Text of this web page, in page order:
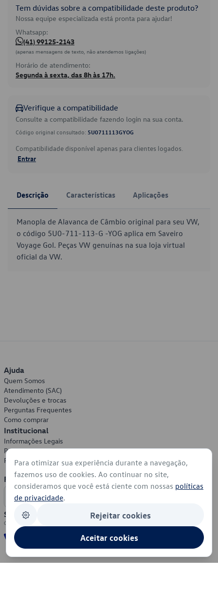
Tem dúvidas sobre a compatibilidade deste produto?
Nossa equipe especializada está pronta para ajudar!
Whatsapp:
(41) 99125-2143
(apenas mensagens de texto, não atendemos ligações)
Horário de atendimento:
Segunda à sexta, das 8h às 17h.
Verifique a compatibilidade
Consulte a compatibilidade fazendo login na sua conta.
Código original consultado: 5U0711113GYOG
Compatibilidade disponível apenas para clientes logados.
Entrar
Descrição Características Aplicações
Manopla de Alavanca de Câmbio original para seu VW,
o código 5U0-711-113-G -YOG aplica em Saveiro
Voyage Gol. Peças VW genuínas na sua loja virtual
oficial da VW.
Ajuda
Quem Somos
Atendimento (SAC)
Devoluções e trocas
Perguntas Frequentes
Como comprar
Institucional
Informações Legais
Política de Privacidade
Política de Cookies
Formas de Pagamento
Segurança
Para otimizar sua experiência durante a navegação,
fazemos uso de cookies. Ao continuar no site,
consideramos que você está ciente com nossas políticas
de privacidade.
Rejeitar cookies
Aceitar cookies